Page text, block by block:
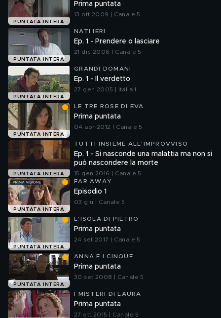
PUNTATA INTERA
Prima puntata
13 ott 2009 | Canale 5
PUNTATA INTERA
NATI IERI
Ep. 1 - Prendere o lasciare
21 dic 2006 | Canale 5
PUNTATA INTERA
GRANDI DOMANI
Ep. 1 - Il verdetto
27 gen 2005 | Italia 1
PUNTATA INTERA
LE TRE ROSE DI EVA
Prima puntata
04 apr 2012 | Canale 5
PUNTATA INTERA
TUTTI INSIEME ALL'IMPROVVISO
Ep. 1 - Si nasconde una malattia ma non si
può nascondere la morte
15 gen 2016 | Canale 5
PUNTATA INTERA
FAR AWAY
Episodio 1
03 giu | Canale 5
PUNTATA INTERA
L'ISOLA DI PIETRO
Prima puntata
24 set 2017 | Canale 5
PUNTATA INTERA
ANNA E I CINQUE
Prima puntata
30 set 2008 | Canale 5
I MISTERI DI LAURA
Prima puntata
27 ott 2015 | Canale 5